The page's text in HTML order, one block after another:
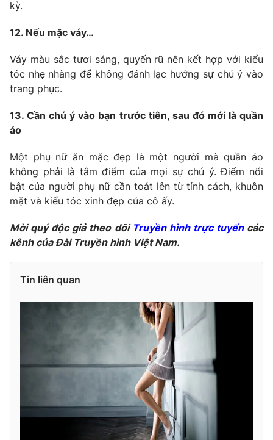
kỳ.
12. Nếu mặc váy…
Váy màu sắc tươi sáng, quyến rũ nên kết hợp với kiểu
tóc nhẹ nhàng để không đánh lạc hướng sự chú ý vào
trang phục.
13. Cần chú ý vào bạn trước tiên, sau đó mới là quần
áo
Một phụ nữ ăn mặc đẹp là một người mà quần áo
không phải là tâm điểm của mọi sự chú ý. Điểm nổi
bật của người phụ nữ cần toát lên từ tính cách, khuôn
mặt và kiểu tóc xinh đẹp của cô ấy.
Mời quý độc giả theo dõi Truyền hình trực tuyếncác
kênh của Đài Truyền hình Việt Nam.
Tin liên quan